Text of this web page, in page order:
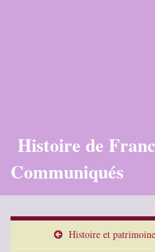
Histoire de
Communiqués
Histoire et